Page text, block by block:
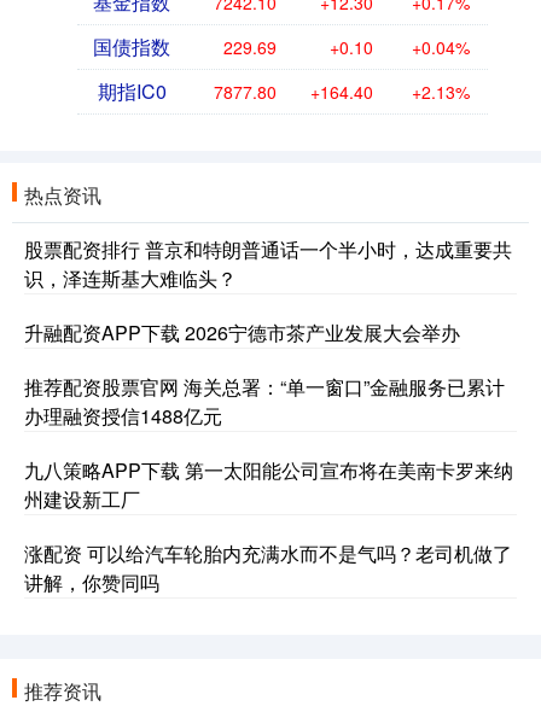
国债指数 229.69 +0.10 +0.04%
期指IC0 7877.80 +164.40 +2.13%
热点资讯
股票配资排行 普京和特朗普通话一个半小时，达成重要共
识，泽连斯基大难临头？
升融配资APP下载 2026宁德市茶产业发展大会举办
推荐配资股票官网 海关总署：“单一窗口”金融服务已累计
办理融资授信1488亿元
九八策略APP下载 第一太阳能公司宣布将在美南卡罗来纳
州建设新工厂
涨配资 可以给汽车轮胎内充满水而不是气吗？老司机做了
讲解，你赞同吗
推荐资讯